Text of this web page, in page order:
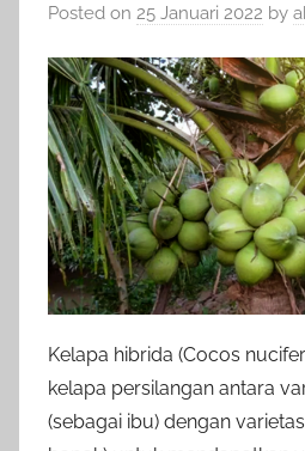
Posted on 25 Januari 2022 by
Kelapa hibrida (Cocos
kelapa persilangan antara
(sebagai ibu) dengan